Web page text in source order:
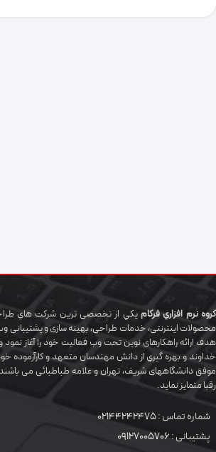
گروه نرم افزاري فرکام يکي از تخصصی ترين شرکت هاي
هدف ارائه راهکارهای نوین تحت وب فعالیت خود را آغاز نمود و
خداوند و بهره گيري از دانش مهندسان متعهد و کارآزموده
موفق دانشگاههای شريف، تهران و علامه طباطبائی می
رقبا متمایز نماید.
شماره تماس :02144242475
پشتیبانی :09127005706